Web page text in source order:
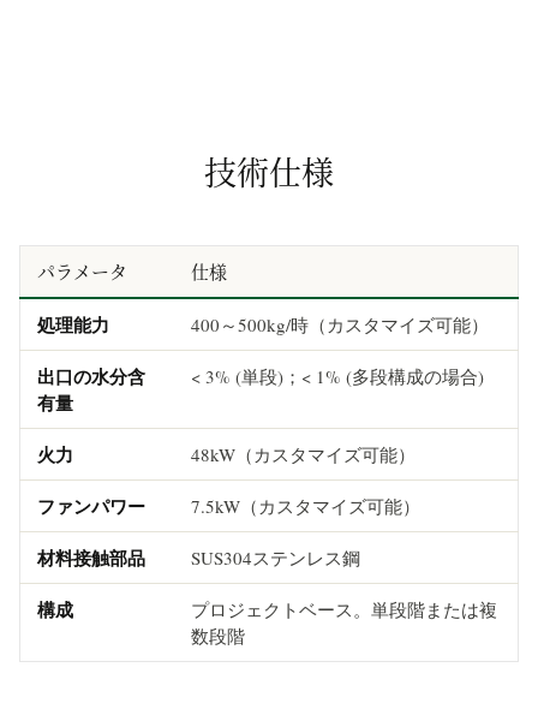
技術仕様
パラメータ 仕様
処理能力 400～500kg/時（カスタマイズ可能）
出口の水分含
有量
< 3% (単段)；< 1% (多段構成の場合)
火力 48kW（カスタマイズ可能）
ファンパワー 7.5kW（カスタマイズ可能）
材料接触部品 SUS304ステンレス鋼
構成
プロジェクトベース。単段階または複
数段階